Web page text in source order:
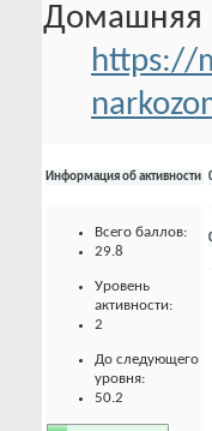
Домашняя
https://
Информация об активности
Всего баллов:
29.8
Уровень
активности:
2
До следующего
уровня:
50.2